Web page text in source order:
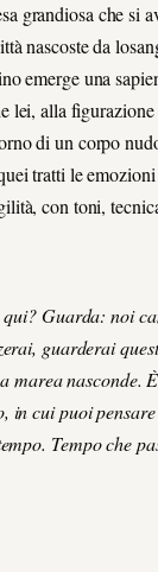
grandiosa che si
nascoste da
emerge una
lei, alla
di un corpo
tratti le
con toni,
Guarda: noi
guarderai
marea nasconde.
in cui puoi
Tempo che